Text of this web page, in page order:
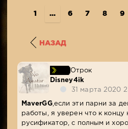
1 ... 6 7 8 9
НАЗАД
Отрок
Disney4ik
31 марта 2020
MaverGG,если эти парни за
работы, я уверен что к концу
русификатор, с полным и